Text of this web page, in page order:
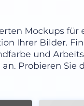
Mockups
Ihrer Bilder.
und
Probieren Sie